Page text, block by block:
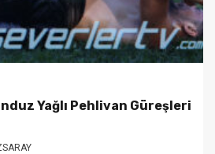
Yağlı Pehlivan Güreşleri